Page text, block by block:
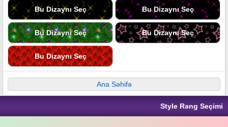
Bu Dizaynı Seç Bu Dizaynı Seç
Bu Dizaynı Seç Bu Dizaynı Seç
Bu Dizaynı Seç
Ana Səhifə
Style Rəng Seçimi